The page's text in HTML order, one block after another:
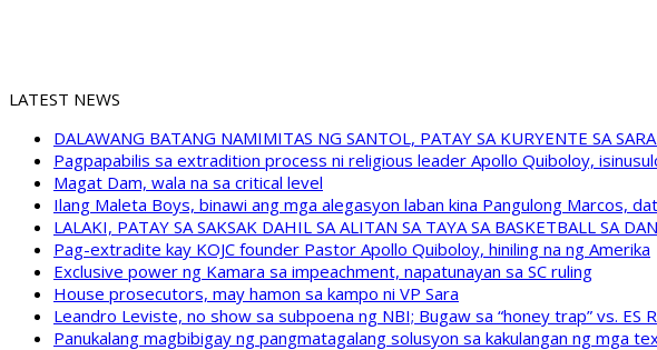
LATEST NEWS
DALAWANG BATANG NAMIMITAS NG SANTOL, PATAY SA KURYENTE SA
Pagpapabilis sa extradition process ni religious leader Apollo Quiboloy,
Magat Dam, wala na sa critical level
Ilang Maleta Boys, binawi ang mga alegasyon laban kina Pangulong Marcos,
LALAKI, PATAY SA SAKSAK DAHIL SA ALITAN SA TAYA SA BASKETBALL SA
Pag-extradite kay KOJC founder Pastor Apollo Quiboloy, hiniling na ng Amerika
Exclusive power ng Kamara sa impeachment, napatunayan sa SC ruling
House prosecutors, may hamon sa kampo ni VP Sara
Leandro Leviste, no show sa subpoena ng NBI; Bugaw sa “honey trap” vs. ES
Panukalang magbibigay ng pangmatagalang solusyon sa kakulangan ng mga